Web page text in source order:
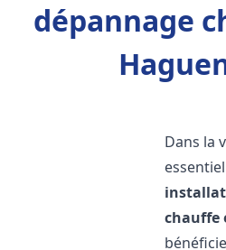
dépannage
Dans la
chauffe